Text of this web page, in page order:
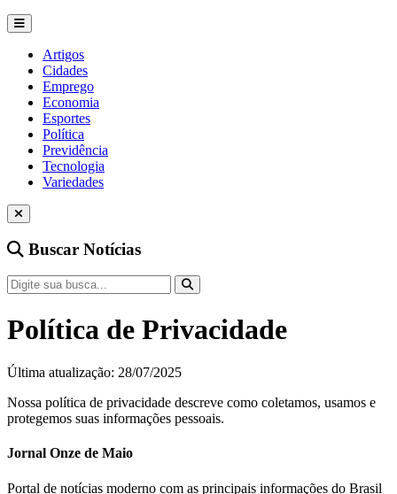
Artigos
Cidades
Emprego
Economia
Esportes
Política
Previdência
Tecnologia
Variedades
Buscar Notícias
Política de Privacidade
Última atualização: 28/07/2025
Nossa política de privacidade descreve como coletamos, usamos e
protegemos suas informações pessoais.
Jornal Onze de Maio
Portal de notícias moderno com as principais informações do Brasil